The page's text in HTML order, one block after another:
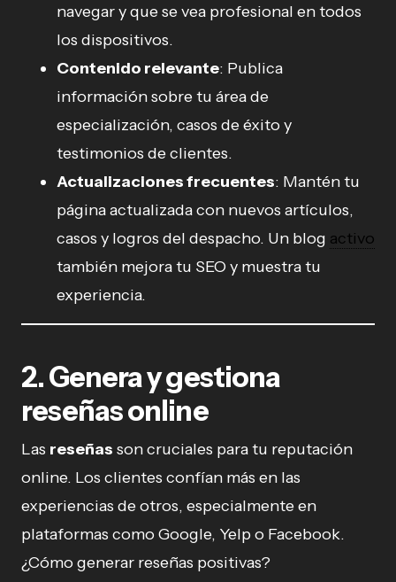
navegar y que se vea profesional en todos
los dispositivos.
Contenido relevante: Publica
información sobre tu área de
especialización, casos de éxito y
testimonios de clientes.
Actualizaciones frecuentes: Mantén tu
página actualizada con nuevos artículos,
casos y logros del despacho. Un blog activo
también mejora tu SEO y muestra tu
experiencia.
2. Genera y gestiona
reseñas online
Las reseñas son cruciales para tu reputación
online. Los clientes confían más en las
experiencias de otros, especialmente en
plataformas como Google, Yelp o Facebook.
¿Cómo generar reseñas positivas?